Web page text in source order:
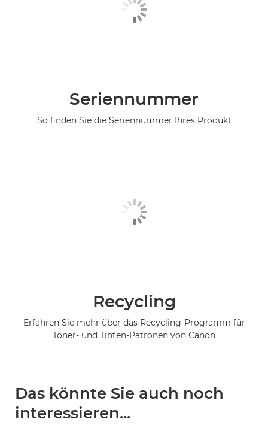
Seriennummer
So finden Sie die Seriennummer Ihres Produkt
Recycling
Erfahren Sie mehr über das Recycling-Programm für
Toner- und Tinten-Patronen von Canon
Das könnte Sie auch noch
interessieren...